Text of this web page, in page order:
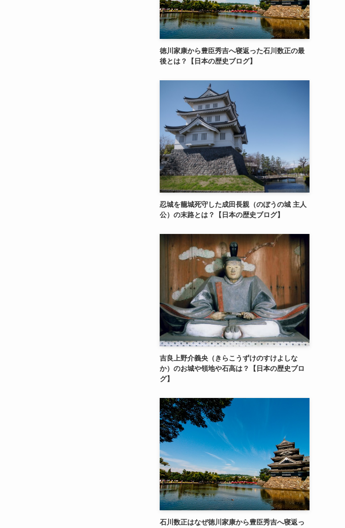
徳川家康から豊臣秀吉へ寝返った石川数正の最
後とは？【日本の歴史ブログ】
忍城を籠城死守した成田長親（のぼうの城 主人
公）の末路とは？【日本の歴史ブログ】
吉良上野介義央（きらこうずけのすけよしな
か）のお城や領地や石高は？【日本の歴史ブロ
グ】
石川数正はなぜ徳川家康から豊臣秀吉へ寝返っ